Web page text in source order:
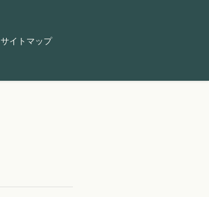
サイトマップ